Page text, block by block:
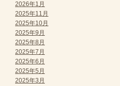
2026年1月
2025年11月
2025年10月
2025年9月
2025年8月
2025年7月
2025年6月
2025年5月
2025年3月